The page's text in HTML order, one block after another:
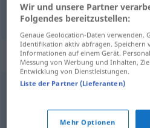
Synonyme für
Wir und unsere Partner
Folgendes bereitzustellen:
Genaue Geolocation-Daten verwenden.
Identifikation aktiv abfragen.
Informationen auf einem Gerät.
Messung von Werbung und Inhalten,
Entwicklung von Dienstleistungen.
Liste der Partner (Lieferanten)
Mehr Optionen